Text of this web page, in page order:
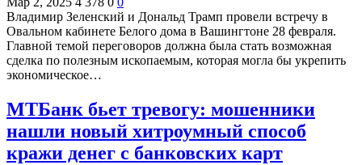
Владимир Зеленский и Дональд Трамп провели встречу в
Овальном кабинете Белого дома в Вашингтоне 28 февраля.
Главной темой переговоров должна была стать возможная
сделка по полезным ископаемым, которая могла бы укрепить
экономическое…
МТБанк бьет тревогу: мошенники
нашли новый хитроумный способ
кражи денег с банковских карт